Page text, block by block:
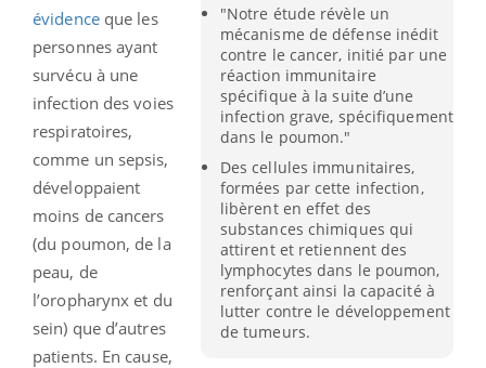
"Notre étude révèle un
mécanisme de défense inédit
contre le cancer, initié par une
réaction immunitaire
spécifique à la suite d’une
infection grave, spécifiquement
dans le poumon."
Des cellules immunitaires,
formées par cette infection,
libèrent en effet des
substances chimiques qui
attirent et retiennent des
lymphocytes dans le poumon,
renforçant ainsi la capacité à
lutter contre le développement
de tumeurs.
évidenceque les
personnes ayant
survécu à une
infection des voies
respiratoires,
comme un sepsis,
développaient
moins de cancers
(du poumon, de la
peau, de
l’oropharynx et du
sein) que d’autres
patients. En cause,